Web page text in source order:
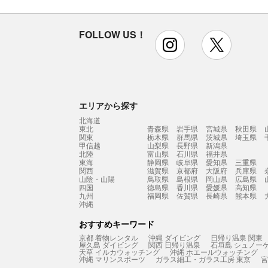
FOLLOW US！ instagram
エリアから探す
北海道
東北
青森県 岩手県 宮城県 秋田県
関東
栃木県 群馬県 茨城県 埼玉県
甲信越
山梨県 長野県
新潟県
北陸
富山県 石川県
福井県
東海
静岡県 岐阜県 愛知県
三重県
関西
滋賀県 京都府 大阪府 兵庫県
山陰・山陽
鳥取県 島根県 岡山県 広島県
四国
徳島県 香川県 愛媛県
高知県
九州
福岡県 佐賀県 長崎県 熊本県
沖縄
おすすめキーワード
京都 着物レンタル 沖縄 ダイビング 日帰り温泉 関東
屋久島 ダイビング 関西 日帰り温泉 石垣島 シュノー
天草 イルカウォッチング 沖縄 ホエールウォッチング
沖縄 マリンスポーツ ガラス細工・ガラス工房 東京